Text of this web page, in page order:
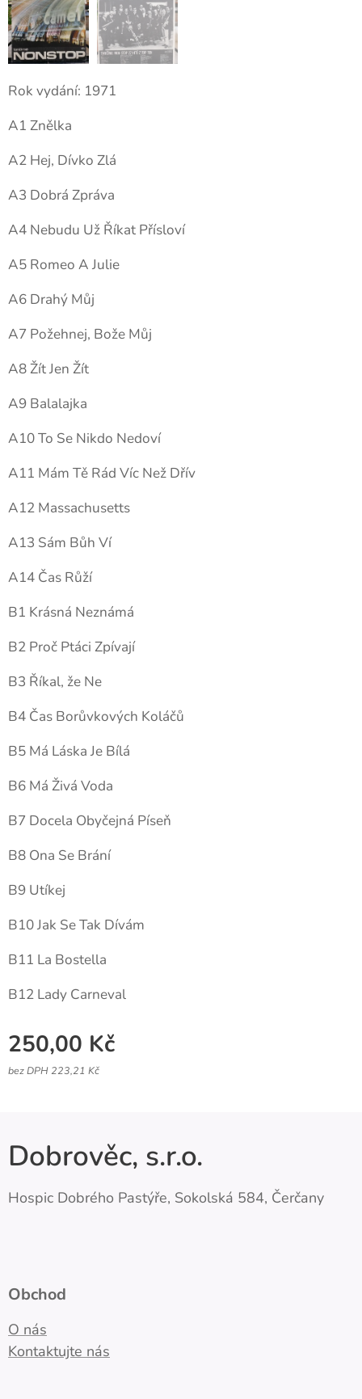
Rok vydání: 1971
A1 Znělka
A2 Hej, Dívko Zlá
A3 Dobrá Zpráva
A4 Nebudu Už Říkat Přísloví
A5 Romeo A Julie
A6 Drahý Můj
A7 Požehnej, Bože Můj
A8 Žít Jen Žít
A9 Balalajka
A10 To Se Nikdo Nedoví
A11 Mám Tě Rád Víc Než Dřív
A12 Massachusetts
A13 Sám Bůh Ví
A14 Čas Růží
B1 Krásná Neznámá
B2 Proč Ptáci Zpívají
B3 Říkal, že Ne
B4 Čas Borůvkových Koláčů
B5 Má Láska Je Bílá
B6 Má Živá Voda
B7 Docela Obyčejná Píseň
B8 Ona Se Brání
B9 Utíkej
B10 Jak Se Tak Dívám
B11 La Bostella
B12 Lady Carneval
250,00 Kč
bez DPH 223,21 Kč
Dobrověc, s.r.o.
Hospic Dobrého Pastýře, Sokolská 584, Čerčany
Obchod
O nás
Kontaktujte nás